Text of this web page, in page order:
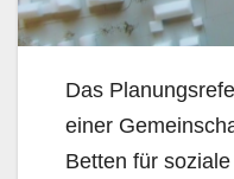
Das
einer
Betten für